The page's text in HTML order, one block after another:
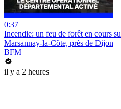
0:37
Incendie: un feu de forêt en cours
Marsannay-la-Côte, près de Dijon
BFM
il y a 2 heures